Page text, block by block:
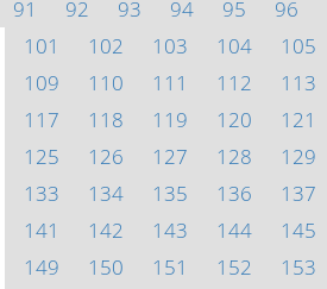
91
92 93 94 95 96
101
102 103 104 105
109
110 111 112 113
117
118 119 120 121
125
126 127 128 129
133
134 135 136 137
141
142 143 144 145
149
150 151 152 153